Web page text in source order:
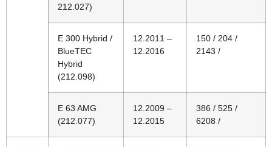
212.027)
E 300 Hybrid /
BlueTEC
Hybrid
(212.098)
12.2011 –
12.2016
150 / 204 /
2143 /
E 63 AMG
(212.077)
12.2009 –
12.2015
386 / 525 /
6208 /